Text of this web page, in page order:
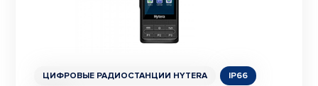
ЦИФРОВЫЕ РАДИОСТАНЦИИ HYTERA
IP66